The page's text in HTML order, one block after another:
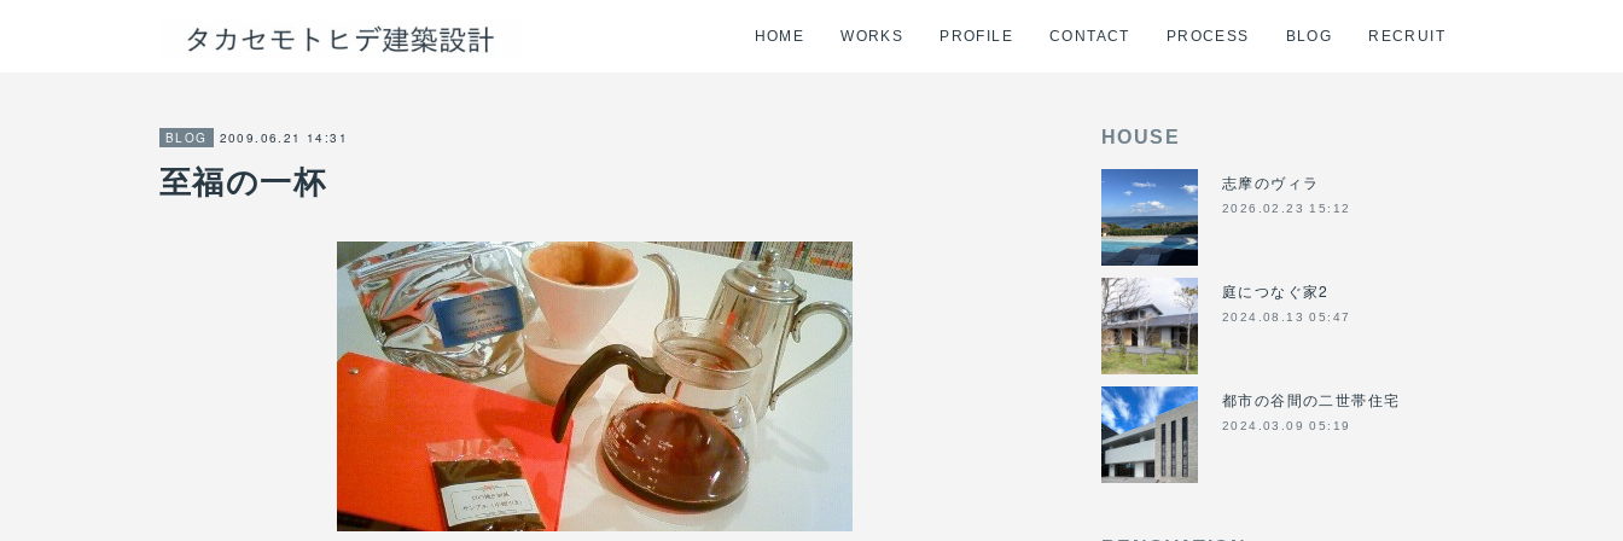
HOME WORKS PROFILE CONTACT PROCESS BLOG RECRUIT
BLOG 2009.06.21 14:31
至福の一杯
HOUSE
志摩のヴィラ
2026.02.23 15:12
庭につなぐ家2
2024.08.13 05:47
都市の谷間の二世帯住宅
2024.03.09 05:19